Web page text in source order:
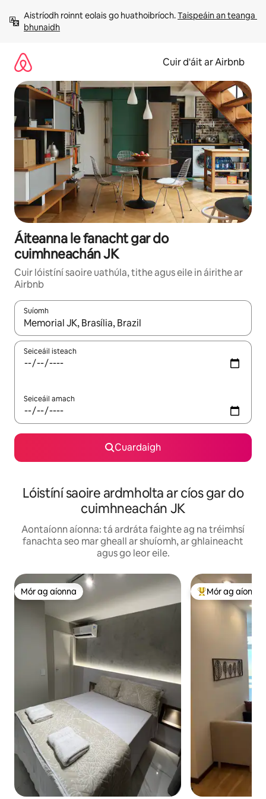
chuig
ábhar
Aistríodh roinnt eolais go huathoibríoch. Taispeáin an teanga
bhunaidh
Cuir d'áit ar Airbnb
Áiteanna le fanacht gar do
cuimhneachán JK
Cuir lóistíní saoire uathúla, tithe agus eile in áirithe ar
Airbnb
Suíomh
Nuair a bheidh torthaí ar fáil, déan nascleanúint le
Seiceáil isteach
Seiceáil amach
Cuardaigh
Lóistíní saoire ardmholta ar cíos gar do
cuimhneachán JK
Aontaíonn aíonna: tá ardráta faighte ag na tréimhsí
fanachta seo mar gheall ar shuíomh, ar ghlaineacht
agus go leor eile.
Mór ag aíonna
Mór ag aíonna An-mhór ag
Mór ag aíonna